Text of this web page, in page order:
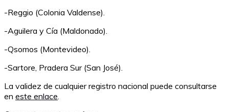
-Reggio (Colonia Valdense).
-Aguilera y Cía (Maldonado).
-Qsomos (Montevideo).
-Sartore, Pradera Sur (San José).
La validez de cualquier registro nacional puede consultarse
en este enlace.